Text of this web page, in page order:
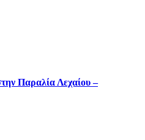
Παραλία Λεχαίου –